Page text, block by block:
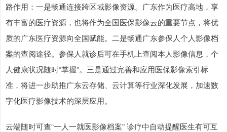
路作用：一是畅通连接跨区域影像资源。广东作为医疗高地，享
有丰富的医疗资源，也将作为全国医保影像云的重要节点，将优
质的广东医疗资源向全国赋能。二是畅通广东参保人个人影像档
案的查阅途径。参保人就诊后可在手机上查阅本人影像信息，个
人健康状况随时“掌握”。三是通过完善和应用医保影像索引标
准，将进一步助推广东云存储、云计算等行业深化发展，加速数
字化医疗影像技术的深层应用。
云端随时可查“一人一就医影像档案” 诊疗中自动提醒医生有可互